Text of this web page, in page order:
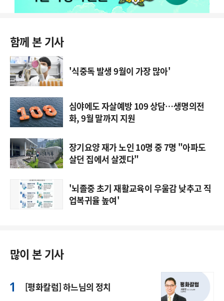
함께 본 기사
'식중독 발생 9월이 가장 많아'
심야에도 자살예방 109 상담…생명의전
화, 9월 말까지 지원
장기요양 재가 노인 10명 중 7명 "아파도
살던 집에서 살겠다"
'뇌졸중 초기 재활교육이 우울감 낮추고 직
업복귀율 높여'
많이 본 기사
[평화칼럼] 하느님의 정치